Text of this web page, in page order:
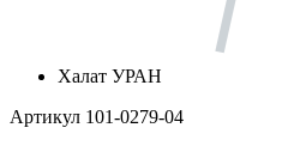
Халат УРАН
Артикул 101-0279-04